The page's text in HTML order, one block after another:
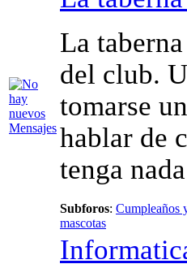
La
del club.
tomarse
hablar de
tenga
Subforos: Cumpleaños
mascotas